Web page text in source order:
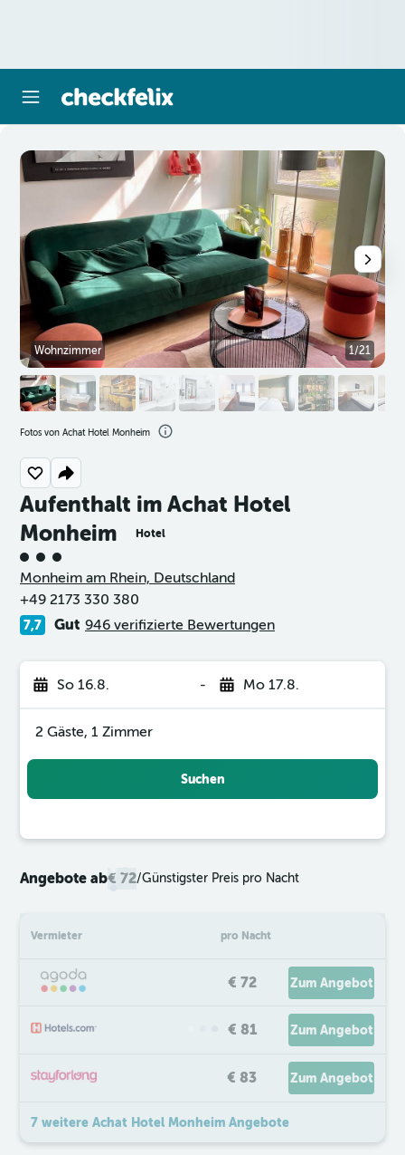
Aufenthalt im Achat Hotel
Monheim
Hotel
Bewertungskategorie 3
Monheim am Rhein, Deutschland
+49 2173 330 380
7,7 Gut 946 verifizierte Bewertungen
So 16.8. - Mo 17.8.
2 Gäste, 1 Zimmer
Suchen
Angebote ab€ 72/Günstigster Preis pro Nacht
Vermieter pro Nacht
€ 72 Zum Angebot
€ 81 Zum Angebot
€ 83 Zum Angebot
7 weitere Achat Hotel Monheim Angebote
Wohnzimmer 1/21
Fotos von Achat Hotel Monheim